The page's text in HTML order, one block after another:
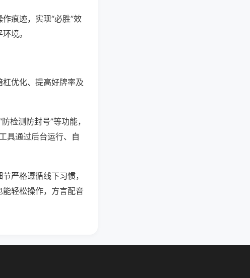
痕迹，实现“必胜”效
境。
优化、提高好牌率及
检测防封号”等功能，
具通过后台运行、自
严格遵循线下习惯，
轻松操作，方言配音